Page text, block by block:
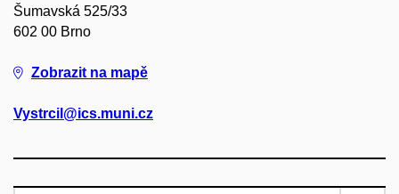
Šumavská 525/33
602 00 Brno
Zobrazit na mapě
Vystrcil@ics.muni.cz